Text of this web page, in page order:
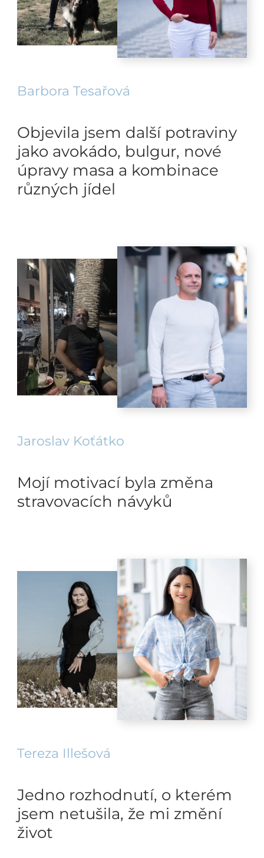
Barbora Tesařová
Objevila jsem další potraviny
jako avokádo, bulgur, nové
úpravy masa a kombinace
různých jídel
Jaroslav Koťátko
Mojí motivací byla změna
stravovacích návyků
Tereza Illešová
Jedno rozhodnutí, o kterém
jsem netušila, že mi změní
život